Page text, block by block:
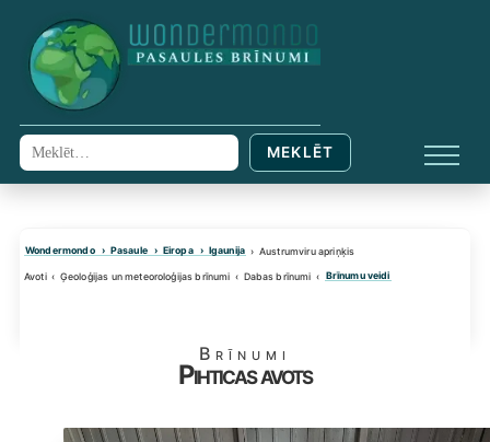
content
Meklēt: MEKLĒT
Wondermondo Pasaule Eiropa Igaunija Austrumviru apriņķis
Avoti Ģeoloģijas un meteoroloģijas brīnumi Dabas brīnumi Brīnumu veidi
Brīnumi
Pihticas avots